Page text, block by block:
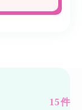
15件